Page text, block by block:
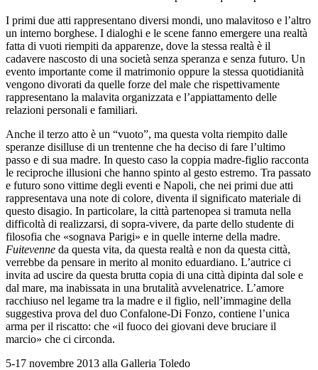
I primi due atti rappresentano diversi mondi, uno malavitoso e l’altro
un interno borghese. I dialoghi e le scene fanno emergere una realtà
fatta di vuoti riempiti da apparenze, dove la stessa realtà è il
cadavere nascosto di una società senza speranza e senza futuro. Un
evento importante come il matrimonio oppure la stessa quotidianità
vengono divorati da quelle forze del male che rispettivamente
rappresentano la malavita organizzata e l’appiattamento delle
relazioni personali e familiari.
Anche il terzo atto è un “vuoto”, ma questa volta riempito dalle
speranze disilluse di un trentenne che ha deciso di fare l’ultimo
passo e di sua madre. In questo caso la coppia madre-figlio racconta
le reciproche illusioni che hanno spinto al gesto estremo. Tra passato
e futuro sono vittime degli eventi e Napoli, che nei primi due atti
rappresentava una note di colore, diventa il significato materiale di
questo disagio. In particolare, la città partenopea si tramuta nella
difficoltà di realizzarsi, di sopra-vivere, da parte dello studente di
filosofia che «sognava Parigi» e in quelle interne della madre.
Fuitevenne da questa vita, da questa realtà e non da questa città,
verrebbe da pensare in merito al monito eduardiano. L’autrice ci
invita ad uscire da questa brutta copia di una città dipinta dal sole e
dal mare, ma inabissata in una brutalità avvelenatrice. L’amore
racchiuso nel legame tra la madre e il figlio, nell’immagine della
suggestiva prova del duo Confalone-Di Fonzo, contiene l’unica
arma per il riscatto: che «il fuoco dei giovani deve bruciare il
marcio» che ci circonda.
5-17 novembre 2013 alla Galleria Toledo